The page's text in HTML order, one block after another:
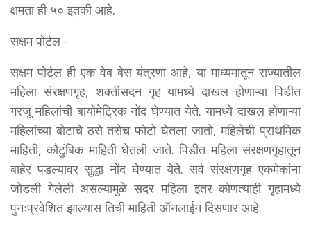
क्षमता ही ५० इतकी आहे.
सक्षम पोर्टल -
सक्षम पोर्टल ही एक वेब बेस यंत्रणा आहे, या माध्यमातून राज्यातील
महिला संरक्षणगृह, शक्तीसदन गृह यामध्ये दाखल होणाऱ्या पिडीत
गरजू महिलांची बायोमेट्रिक नोंद घेण्यात येते. यामध्ये दाखल होणाऱ्या
महिलांच्या बोटाचे ठसे तसेच फोटो घेतला जातो, महिलेची प्राथमिक
माहिती, कौटुंबिक माहिती घेतली जाते. पिडीत महिला संरक्षणगृहातून
बाहेर पडल्यावर सुद्धा नोंद घेण्यात येते. सर्व संरक्षणगृह एकमेकांना
जोडली गेलेली असल्यामुळे सदर महिला इतर कोणत्याही गृहामध्ये
पुनःप्रवेशित झाल्यास तिची माहिती ऑनलाईन दिसणार आहे.